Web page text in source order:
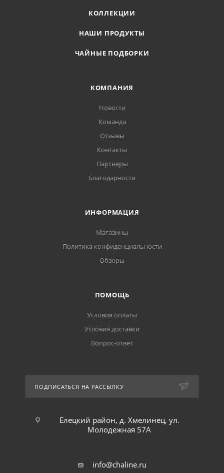
КОЛЛЕКЦИИ
НАШИ ПРОДУКТЫ
ЧАЙНЫЕ ПОДБОРКИ
КОМПАНИЯ
Новости
Команда
Отзывы
Контакты
Партнеры
Благодарности
ИНФОРМАЦИЯ
Магазины
Политика конфиденциальности
Обзоры
ПОМОЩЬ
Условия оплаты
Условия доставки
Вопрос-ответ
ПОДПИСАТЬСЯ НА РАССЫЛКУ
Елецкий район, д. Хмелинец, ул.
Молодежная 57А
info@chaline.ru